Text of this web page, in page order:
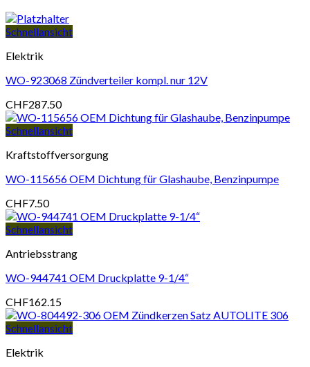
Schnellansicht
Elektrik
WO-923068 Zündverteiler kompl. nur 12V
CHF287.50
Schnellansicht
Kraftstoffversorgung
WO-115656 OEM Dichtung für Glashaube, Benzinpumpe
CHF7.50
Schnellansicht
Antriebsstrang
WO-944741 OEM Druckplatte 9-1/4“
CHF162.15
Schnellansicht
Elektrik